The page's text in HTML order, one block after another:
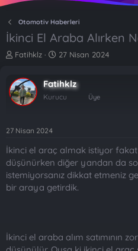
Otomotiv Haberleri
İkinci El Araba Alırken
K
b
u
y
b
ş
l
a
Fatihklz
B
l
a
t
a
h
27 Nisan 2024
Fatihklz
Kurucu Üye
27 Nisan 2024
İkinci el araç almak istiyor
düşünürken diğer yandan da
istemiyorsanız dikkat etmeniz
bir araya getirdik.
İkinci el araba alım satımının